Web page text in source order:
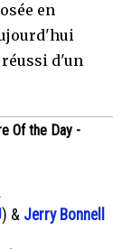
en
d'un
Of the Day -
) & Jerry Bonnell